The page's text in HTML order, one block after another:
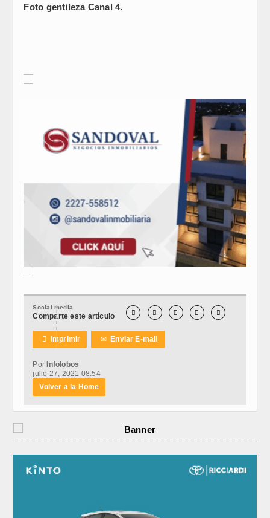
Foto gentileza Canal 4.
Social media
Comparte este artículo     
 Imprimir ✉Enviar E-mail
PorInfolobos
julio 27, 2021 08:54
Volver a la Home